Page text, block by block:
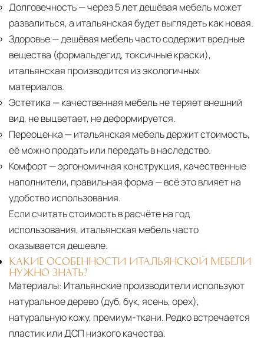
Долговечность— через 5 лет дешёвая мебель может
развалиться, а итальянская будет выглядеть как новая.
Здоровье— дешёвая мебель часто содержит вредные
вещества (формальдегид, токсичные краски),
итальянская производится из экологичных
материалов.
Эстетика — качественная мебель не теряет внешний
вид, не выцветает, не деформируется.
Переоценка — итальянская мебель держит стоимость,
её можно продать или передать в наследство.
Комфорт— эргономичная конструкция, качественные
наполнители, правильная форма — всё это влияет на
удобство использования.
Если считать стоимость в расчёте на год
использования, итальянская мебель часто
оказывается дешевле.
КАКИЕ ОСОБЕННОСТИ ИТАЛЬЯНСКОЙ МЕБЕЛИ
НУЖНО ЗНАТЬ?
Материалы: Итальянские производители используют
натуральное дерево (дуб, бук, ясень, орех),
натуральную кожу, премиум-ткани. Редко встречается
пластик или ДСП низкого качества.